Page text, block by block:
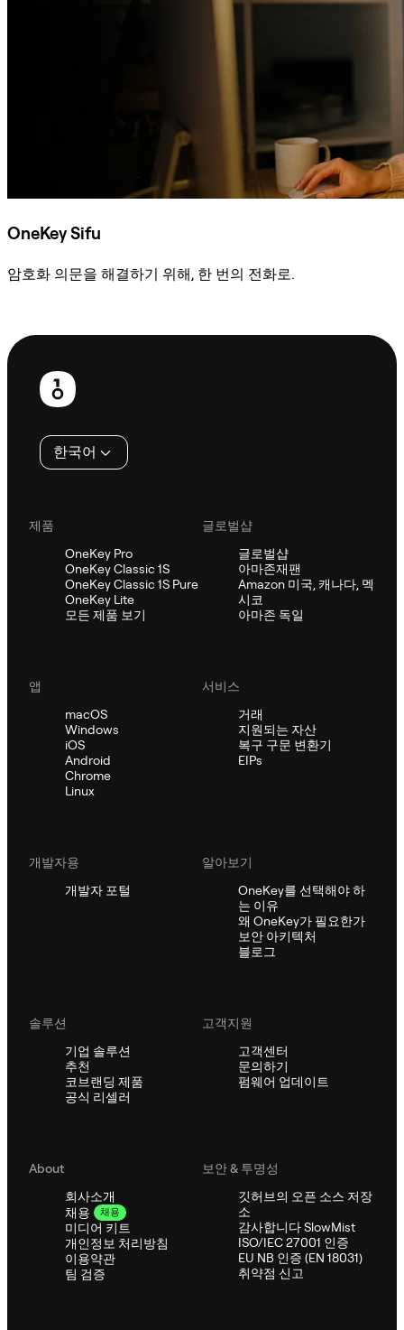
OneKey Sifu
암호화 의문을 해결하기 위해, 한 번의 전화로.
보
한국어
제품
OneKey Pro
OneKey Classic 1S
OneKey Classic 1S Pure
OneKey Lite
모든 제품 보기
글로벌샵
글로벌샵
아마존재팬
Amazon 미국, 캐나다, 멕
시코
아마존 독일
앱
macOS
Windows
iOS
Android
Chrome
Linux
서비스
거래
지원되는 자산
복구 구문 변환기
EIPs
개발자용
개발자 포털
알아보기
OneKey를 선택해야 하
는 이유
왜 OneKey가 필요한가
보안 아키텍처
블로그
솔루션
기업 솔루션
추천
코브랜딩 제품
공식 리셀러
고객지원
고객센터
문의하기
펌웨어 업데이트
About
회사소개
채용
채용
미디어 키트
개인정보 처리방침
이용약관
팀 검증
보안 & 투명성
깃허브의 오픈 소스 저장
소
감사합니다 SlowMist
ISO/IEC 27001 인증
EU NB 인증 (EN 18031)
취약점 신고